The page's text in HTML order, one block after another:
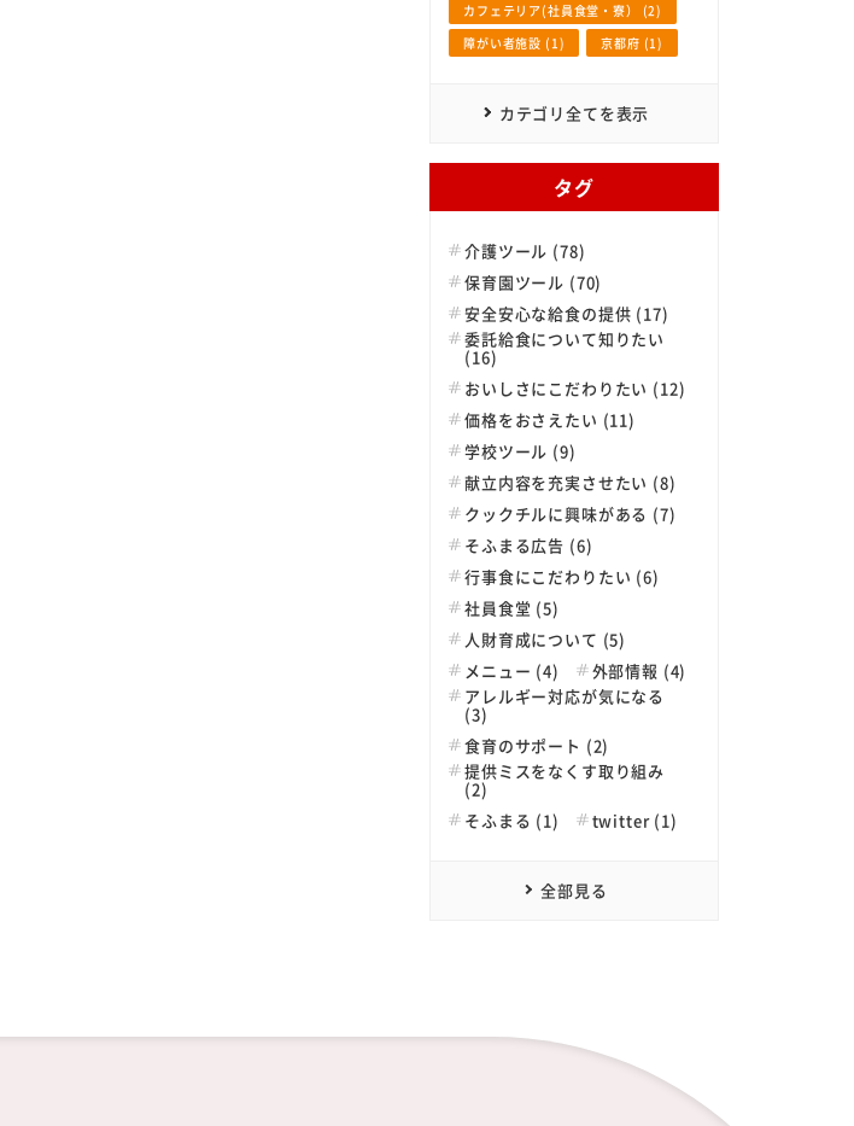
カフェテリア(社員食堂・寮） (2)
障がい者施設 (1)
京都府 (1)
カテゴリ全てを表示
タグ
介護ツール (78)
保育園ツール (70)
安全安心な給食の提供 (17)
委託給食について知りたい
(16)
おいしさにこだわりたい (12)
価格をおさえたい (11)
学校ツール (9)
献立内容を充実させたい (8)
クックチルに興味がある (7)
そふまる広告 (6)
行事食にこだわりたい (6)
社員食堂 (5)
人財育成について (5)
メニュー (4)
外部情報 (4)
アレルギー対応が気になる
(3)
食育のサポート (2)
提供ミスをなくす取り組み
(2)
そふまる (1)
twitter (1)
全部見る